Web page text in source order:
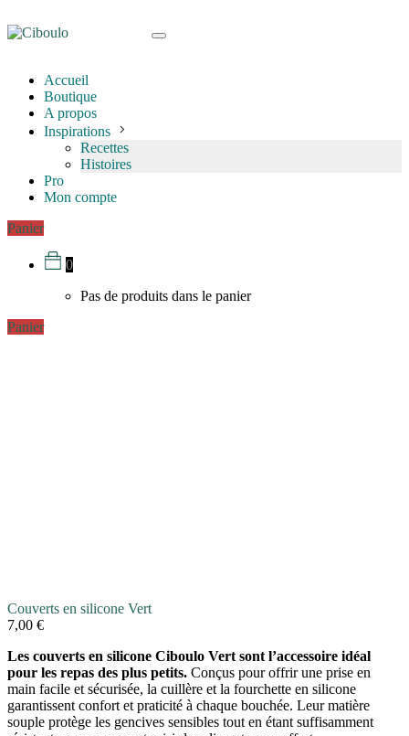
Accueil
Boutique
A propos
Inspirations
Recettes
Histoires
Pro
Mon compte
Panier
0
Pas de produits dans le panier
Panier
Couverts en silicone Vert
7,00 €
Les couverts en silicone Ciboulo Vert sont l’accessoire idéal
pour les repas des plus petits. Conçus pour offrir une prise en
main facile et sécurisée, la cuillère et la fourchette en silicone
garantissent confort et praticité à chaque bouchée. Leur matière
souple protège les gencives sensibles tout en étant suffisamment